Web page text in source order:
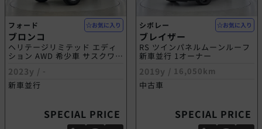
お気に入り
フォード
ブロンコ
ヘリテージリミテッド エディ
ション AWD 希少車 サスクワッ
2023y / -
新車並行
SPECIAL PRICE
お気に入り
シボレー
ブレイザー
RS ツインパネルムーンルーフ
新車並行 1オーナー
2019y / 16,050km
中古車
SPECIAL PRICE